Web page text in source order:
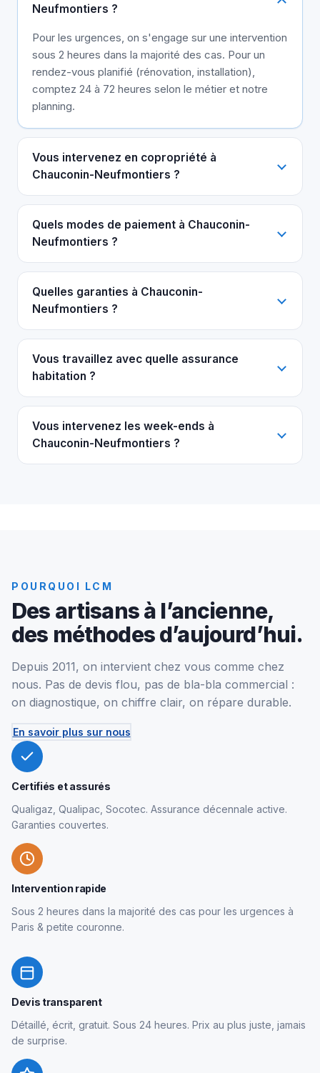
Neufmontiers ?
Pour les urgences, on s'engage sur une intervention
sous 2 heures dans la majorité des cas. Pour un
rendez-vous planifié (rénovation, installation),
comptez 24 à 72 heures selon le métier et notre
planning.
Vous intervenez en copropriété à
Chauconin-Neufmontiers ?
Quels modes de paiement à Chauconin-
Neufmontiers ?
Quelles garanties à Chauconin-
Neufmontiers ?
Vous travaillez avec quelle assurance
habitation ?
Vous intervenez les week-ends à
Chauconin-Neufmontiers ?
POURQUOI LCM
Des artisans à l’ancienne,
des méthodes d’aujourd’hui.
Depuis 2011, on intervient chez vous comme chez
nous. Pas de devis flou, pas de bla-bla commercial :
on diagnostique, on chiffre clair, on répare durable.
En savoir plus sur nous
Certifiés et assurés
Qualigaz, Qualipac, Socotec. Assurance décennale active.
Garanties couvertes.
Intervention rapide
Sous 2 heures dans la majorité des cas pour les urgences à
Paris & petite couronne.
Devis transparent
Détaillé, écrit, gratuit. Sous 24 heures. Prix au plus juste, jamais
de surprise.